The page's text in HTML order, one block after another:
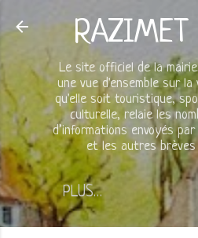
Accéder au
Le site officiel de la
une vue d'ensemble sur la
qu'elle soit touristique,
culturelle, relaie les
d’informations envoyés
et les autres brèves
PLUS…